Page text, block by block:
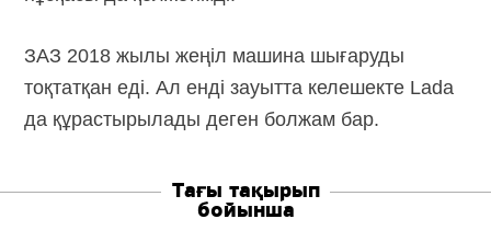
ЗАЗ 2018 жылы жеңіл машина шығаруды
тоқтатқан еді. Ал енді зауытта келешекте Lada
да құрастырылады деген болжам бар.
Тағы тақырып
бойынша